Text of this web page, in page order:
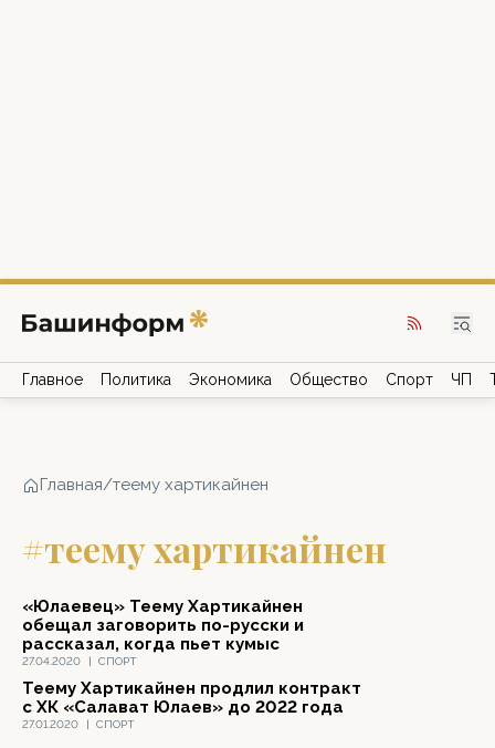
Главное Политика Экономика Общество Спорт ЧП
Главная/теему хартикайнен
#теему хартикайнен
27.04.2020 | СПОРТ
«Юлаевец» Теему Хартикайнен
обещал заговорить по-русски и
рассказал, когда пьет кумыс
27.01.2020 | СПОРТ
Теему Хартикайнен продлил контракт
с ХК «Салават Юлаев» до 2022 года